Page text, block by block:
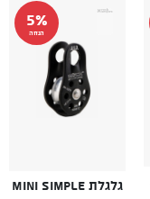
5%
הנחה
גלגלת Mini Simple